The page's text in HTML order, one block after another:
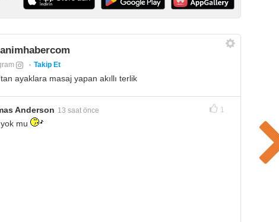
Takip Et
ayaklara masaj yapan akıllı terlik
Anderson 13 saat önce 1
mu